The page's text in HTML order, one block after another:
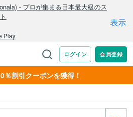
％割引クーポンを獲得！